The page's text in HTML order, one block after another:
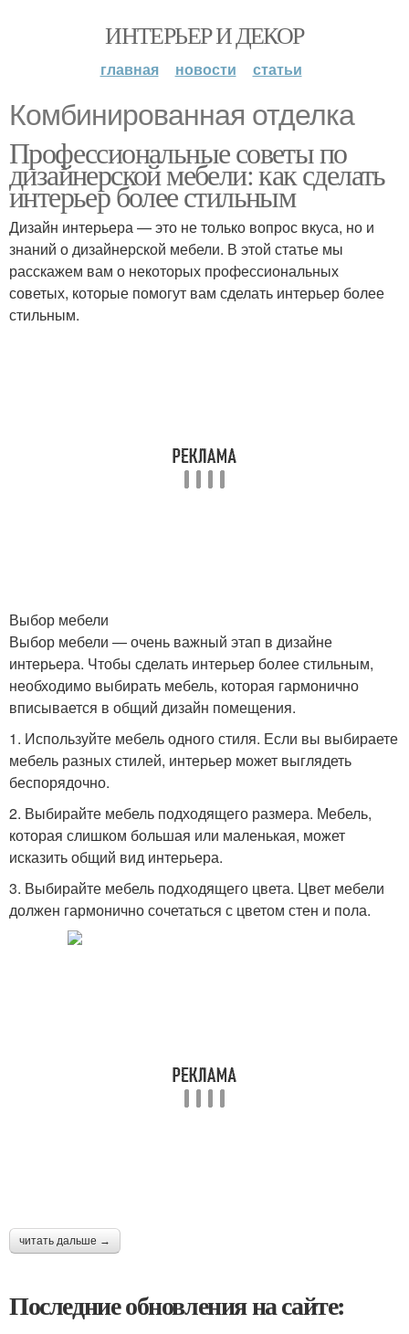
ИНТЕРЬЕР И ДЕКОР
главная новости статьи
Комбинированная отделка
Профессиональные советы по
дизайнерской мебели: как сделать
интерьер более стильным
Дизайн интерьера — это не только вопрос вкуса, но и
знаний о дизайнерской мебели. В этой статье мы
расскажем вам о некоторых профессиональных
советых, которые помогут вам сделать интерьер более
стильным.
Выбор мебели
Выбор мебели — очень важный этап в дизайне
интерьера. Чтобы сделать интерьер более стильным,
необходимо выбирать мебель, которая гармонично
вписывается в общий дизайн помещения.
1. Используйте мебель одного стиля. Если вы выбираете
мебель разных стилей, интерьер может выглядеть
беспорядочно.
2. Выбирайте мебель подходящего размера. Мебель,
которая слишком большая или маленькая, может
исказить общий вид интерьера.
3. Выбирайте мебель подходящего цвета. Цвет мебели
должен гармонично сочетаться с цветом стен и пола.
читать дальше →
Последние обновления на сайте: